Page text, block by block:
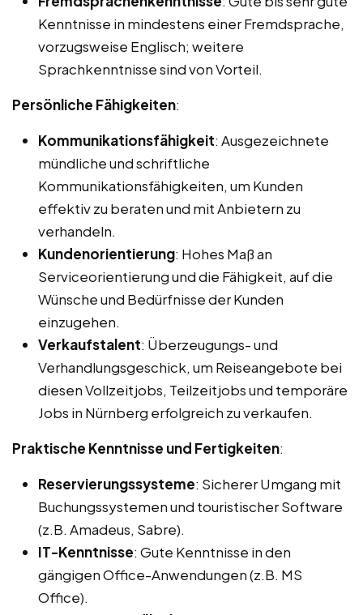
Kenntnisse in mindestens einer Fremdsprache,
vorzugsweise Englisch; weitere
Sprachkenntnisse sind von Vorteil.
Persönliche Fähigkeiten:
Kommunikationsfähigkeit: Ausgezeichnete
mündliche und schriftliche
Kommunikationsfähigkeiten, um Kunden
effektiv zu beraten und mit Anbietern zu
verhandeln.
Kundenorientierung: Hohes Maß an
Serviceorientierung und die Fähigkeit, auf die
Wünsche und Bedürfnisse der Kunden
einzugehen.
Verkaufstalent: Überzeugungs- und
Verhandlungsgeschick, um Reiseangebote bei
diesen Vollzeitjobs, Teilzeitjobs und temporäre
Jobs in Nürnberg erfolgreich zu verkaufen.
Praktische Kenntnisse und Fertigkeiten:
Reservierungssysteme: Sicherer Umgang mit
Buchungssystemen und touristischer Software
(z.B. Amadeus, Sabre).
IT-Kenntnisse: Gute Kenntnisse in den
gängigen Office-Anwendungen (z.B. MS
Office).